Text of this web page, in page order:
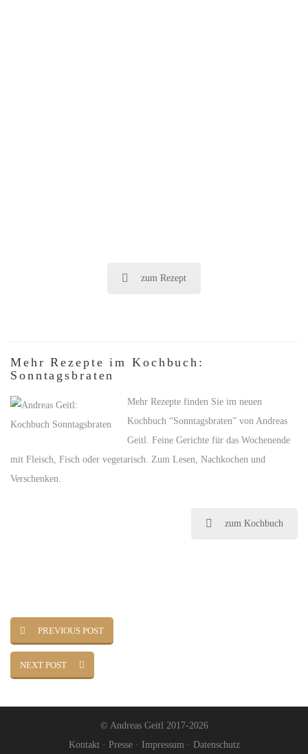
zum Rezept
Mehr Rezepte im Kochbuch:
Sonntagsbraten
Mehr Rezepte finden Sie im neuen
Kochbuch “Sonntagsbraten” von Andreas
Geitl. Feine Gerichte für das Wochenende
mit Fleisch, Fisch oder vegetarisch. Zum Lesen, Nachkochen und
Verschenken.
zum Kochbuch
PREVIOUS POST
NEXT POST
© Andreas Geitl 2017-2026
Kontakt· Presse· Impressum· Datenschutz